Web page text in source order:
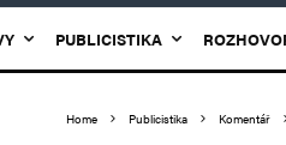
PUBLICISTIKA
Home Publicistika Komentář